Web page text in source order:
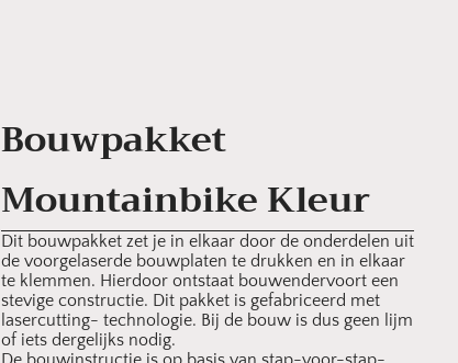
Bouwpakket
Mountainbike Kleur
Dit bouwpakket zet je in elkaar door de onderdelen uit
de voorgelaserde bouwplaten te drukken en in elkaar
te klemmen. Hierdoor ontstaat bouwendervoort een
stevige constructie. Dit pakket is gefabriceerd met
lasercutting- technologie. Bij de bouw is dus geen lijm
of iets dergelijks nodig.